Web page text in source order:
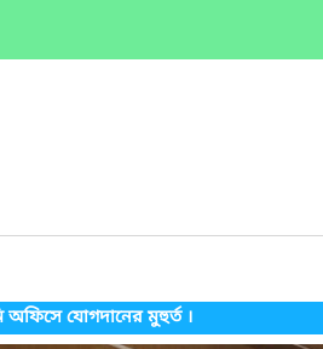
যোগদানের মুহুর্ত ।